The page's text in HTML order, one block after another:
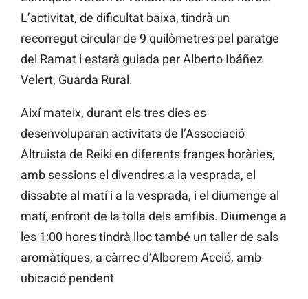
L’activitat, de dificultat baixa, tindrà un
recorregut circular de 9 quilòmetres pel paratge
del Ramat i estarà guiada per Alberto Ibáñez
Velert, Guarda Rural.
Així mateix, durant els tres dies es
desenvoluparan activitats de l’Associació
Altruista de Reiki en diferents franges horàries,
amb sessions el divendres a la vesprada, el
dissabte al matí i a la vesprada, i el diumenge al
matí, enfront de la tolla dels amfibis. Diumenge a
les 1:00 hores tindrà lloc també un taller de sals
aromàtiques, a càrrec d’Alborem Acció, amb
ubicació pendent